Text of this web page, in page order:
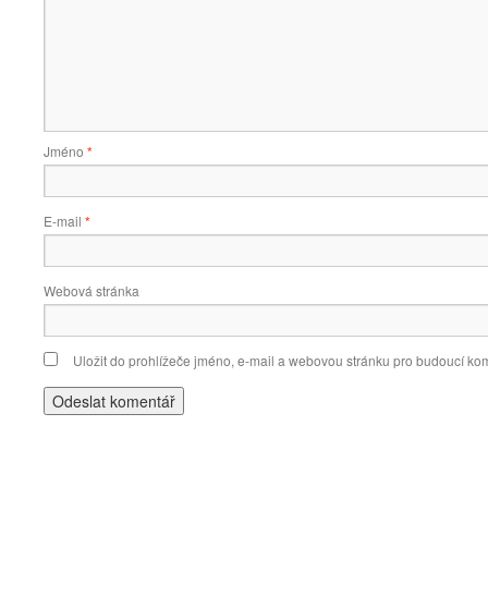
Jméno *
E-mail *
Webová stránka
Uložit do prohlížeče jméno, e-mail a webovou stránku pro budoucí